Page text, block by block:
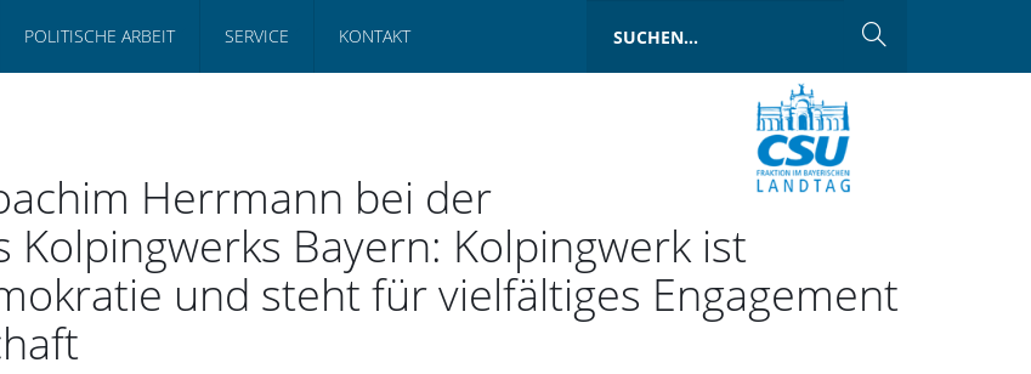
POLITISCHE ARBEIT SERVICE KONTAKT
Herrmann bei der
Bayern: Kolpingwerk ist
und steht für vielfältiges Engagement